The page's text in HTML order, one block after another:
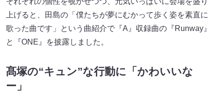
上げると、田島の「僕たちが夢にむかって歩く姿を素直に
歌った曲です」という曲紹介で『A』収録曲の『Runway』
と『ONE』を披露しました。
髙塚の“キュン”な行動に「かわいいな
ー」